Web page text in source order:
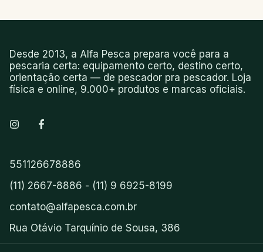
Desde 2013, a Alfa Pesca prepara você para a
pescaria certa: equipamento certo, destino certo,
orientação certa — de pescador pra pescador. Loja
física e online, 9.000+ produtos e marcas oficiais.
551126678886
(11) 2667-8886 - (11) 9 6925-8199
contato@alfapesca.com.br
Rua Otávio Tarquínio de Sousa, 386